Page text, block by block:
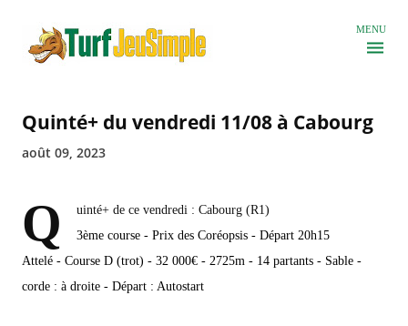
MENU
Quinté+ du vendredi 11/08 à Cabourg
août 09, 2023
Q
uinté+ de ce vendredi : Cabourg (R1)
3ème course - Prix des Coréopsis - Départ 20h15
Attelé - Course D (trot) - 32 000€ - 2725m - 14 partants - Sable -
corde : à droite - Départ : Autostart